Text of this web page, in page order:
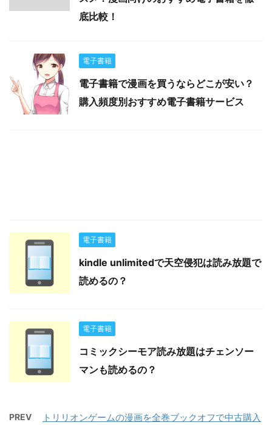
底比較！
電子書籍
電子書籍で漫画を買うならどこが安い？
購入頻度別おすすめ電子書籍サービス
電子書籍
kindle unlimitedで天空侵犯は読み放題で
読めるの？
電子書籍
コミックシーモア読み放題はチェンソー
マンも読めるの？
PREV
トリリオンゲームの漫画を全巻ブックオフで中古購入